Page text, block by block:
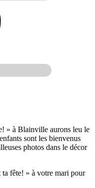
» à Blainville aurons leu le
sont les bienvenus
photos dans le décor
ta fête! » à votre mari pour